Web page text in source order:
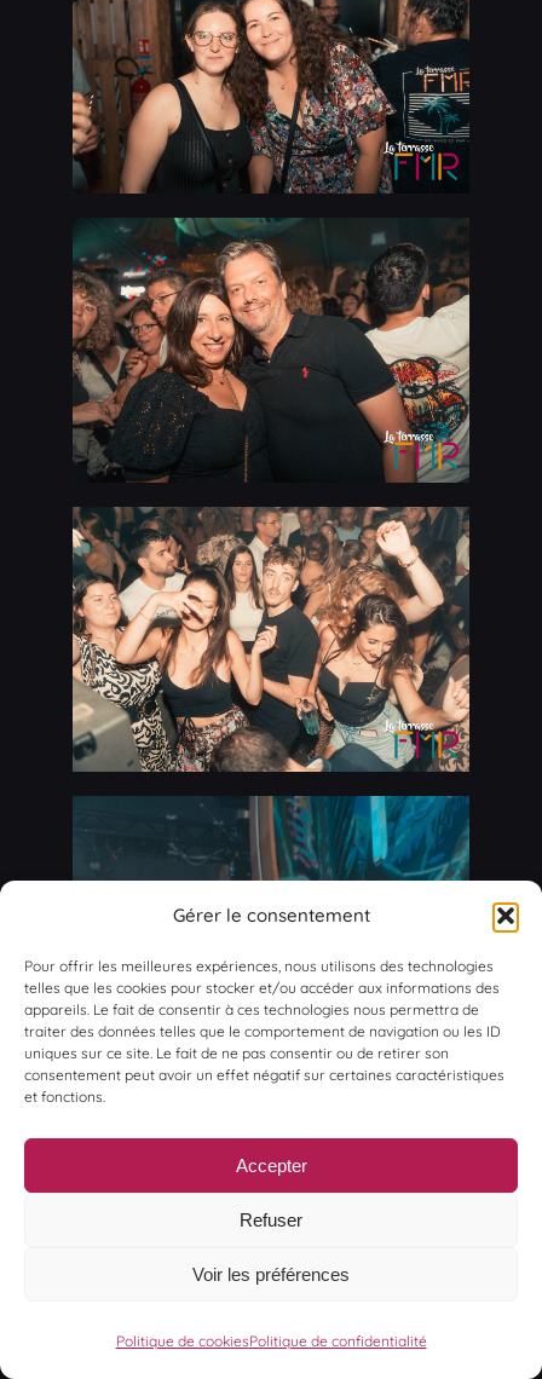
Gérer le consentement
Pour offrir les meilleures expériences, nous utilisons des technologies
telles que les cookies pour stocker et/ou accéder aux informations des
appareils. Le fait de consentir à ces technologies nous permettra de
traiter des données telles que le comportement de navigation ou les ID
uniques sur ce site. Le fait de ne pas consentir ou de retirer son
consentement peut avoir un effet négatif sur certaines caractéristiques
et fonctions.
Accepter
Refuser
Voir les préférences
Politique de cookiesPolitique de confidentialité